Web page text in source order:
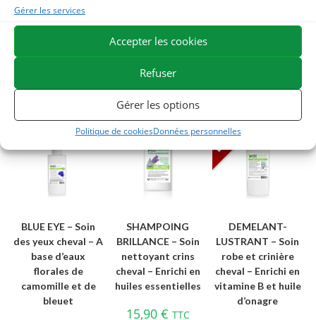
Gérer les services
Accepter les cookies
Refuser
Gérer les options
Politique de cookiesDonnées personnelles
équins et proposons la gamme de produits naturels pour
chevaux la plus large du marché.
Vous aimerez peut-être aussi…
BLUE EYE – Soin
des yeux cheval – A
base d’eaux
florales de
camomille et de
bleuet
SHAMPOING
BRILLANCE – Soin
nettoyant crins
cheval – Enrichi en
huiles essentielles
15,90 € TTC
Best Seller
DEMELANT-
LUSTRANT – Soin
robe et crinière
cheval – Enrichi en
vitamine B et huile
d’onagre